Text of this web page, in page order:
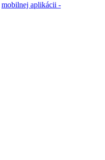
mobilnej aplikácii -